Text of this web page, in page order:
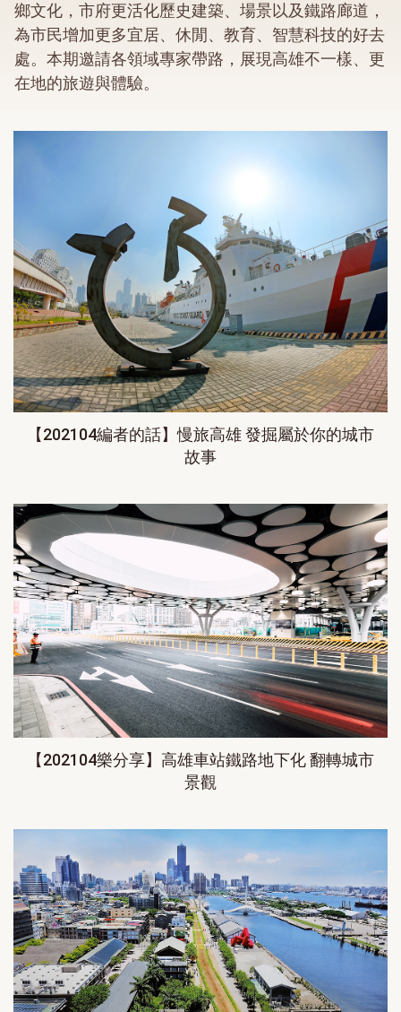
鄉文化，市府更活化歷史建築、場景以及鐵路廊道，
為市民增加更多宜居、休閒、教育、智慧科技的好去
處。本期邀請各領域專家帶路，展現高雄不一樣、更
在地的旅遊與體驗。
【202104編者的話】慢旅高雄 發掘屬於你的城市
故事
【202104樂分享】高雄車站鐵路地下化 翻轉城市
景觀